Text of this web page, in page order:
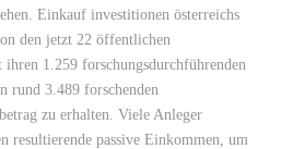
Einkauf investitionen österreichs
den jetzt 22 öffentlichen
1.259 forschungsdurchführenden
rund 3.489 forschenden
zu erhalten. Viele Anleger
resultierende passive Einkommen, um